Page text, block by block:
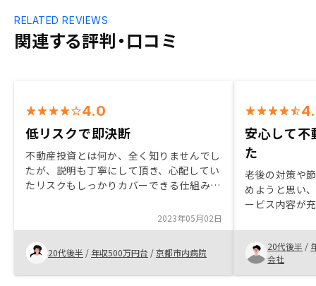
関連する評判・口コミ
RELATED REVIEWS
4.0
低リスクで即決断
不動産投資とは何か、全く知りませんでし
たが、説明も丁寧にして頂き、心配してい
たリスクもしっかりカバーできる仕組み
た！質問など、分からない点は連絡すると
返信も早く、直ぐに不安点は解決できる所
もいいと思います。出来れば紙媒体でも説
明して下さるともっとわかりやすいと思う
2023年05月02日
20代後半 / 年収500万円台 /京都市内病院
安心して不
た
老後の対策や
めようと思い
ービス内容が
しようと思っ
のにとても不
明をしていた
ったなと思っ
20代後半 /
会社